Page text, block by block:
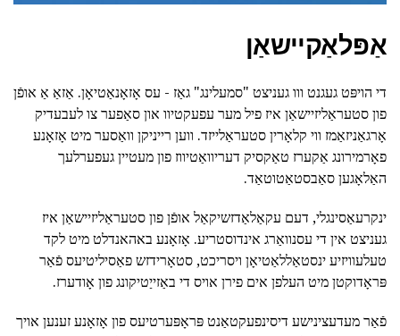
אַפּלאַקיישאַן
די הויפּט געגנט ווו געניצט "סמעלינג" גאַז - עס אָזאָנאַטיאָן. אַזאַ אַ אופֿן
פון סטעראַליזיישאַן איז פיל מער עפעקטיוו און סאַפער צו לעבעדיק
אָרגאַניזאַמז ווי קלאָרין סטעראַלייזד. ווען רייניקן וואַסער מיט אָזאָנע
פאָרמירונג אַקערז טאַקסיק דעריוואַטיווז פון מעטיין געפערלעך
האַלאָגען סאַבסטאַטוטאַד.
ינקרעאַסינגלי, דעם עקאַלאַדזשיקאַל אופֿן פון סטעראַליזיישאַן איז
געניצט אין די עסנוואַרג אינדוסטריע. אָזאָנע באהאנדלט מיט לקד
טעלעוויזיע ינסטאַללאַטיאָן ויסריכט, סטאָרידזש פאַסיליטיעס פֿאַר
פּראָדוקטן מיט העלפן אים פירן אויס די באַזייַטיקונג פון אָודערז.
פֿאַר מעדעצינישע דיסינפעקטאַנט פּראָפּערטיעס פון אָזאָנע זענען אויך